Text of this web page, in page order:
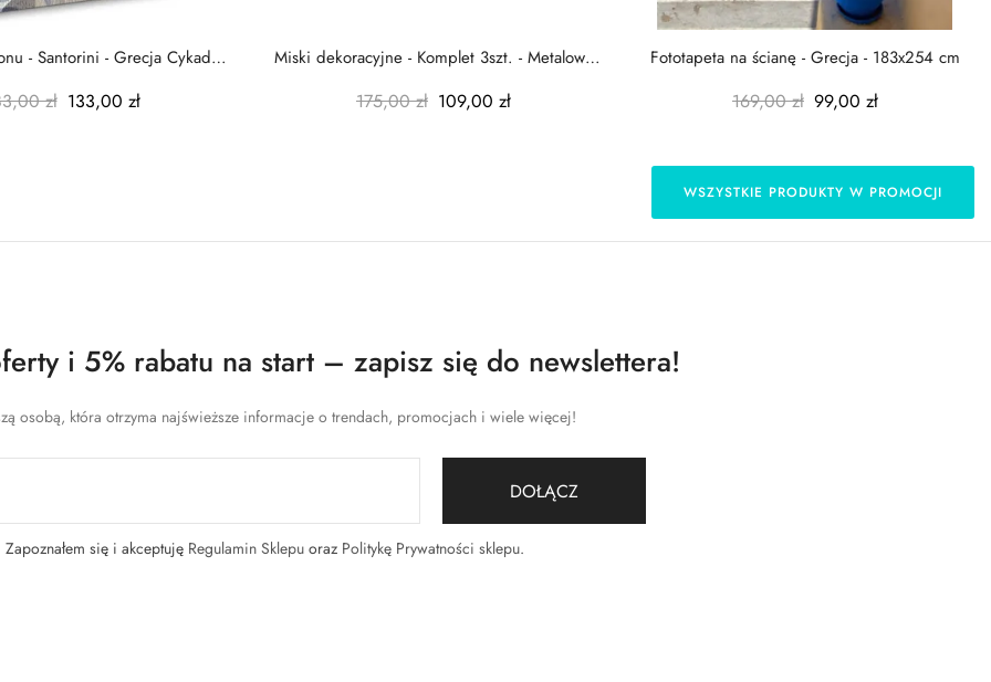
- Santorini - Grecja Cykady
zł 133,00 zł
Miski dekoracyjne - Komplet 3szt. - Metalowe
175,00 zł 109,00 zł
Fototapeta na ścianę - Grecja - 183x254 cm
169,00 zł 99,00 zł
WSZYSTKIE PRODUKTY W PROMOCJI
i 5% rabatu na start – zapisz się do newslettera!
osobą, która otrzyma najświeższe informacje o trendach, promocjach i wiele więcej!
DOŁĄCZ
Zapoznałem się i akceptuję Regulamin Sklepuoraz Politykę Prywatności sklepu.